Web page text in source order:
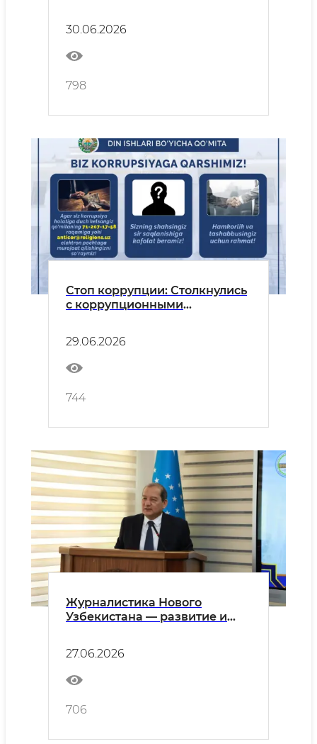
30.06.2026
798
Стоп коррупции: Столкнулись
с коррупционными
Сообщите нам через сервис
«Оперативное сообщение»!
29.06.2026
744
Журналистика Нового
Узбекистана — развитие и
27.06.2026
706